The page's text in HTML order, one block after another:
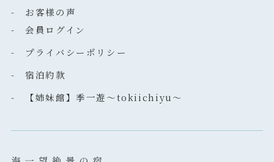
- お客様の声
- 会員ログイン
- プライバシーポリシー
- 宿泊約款
- 【姉妹館】季一遊～tokiichiyu～